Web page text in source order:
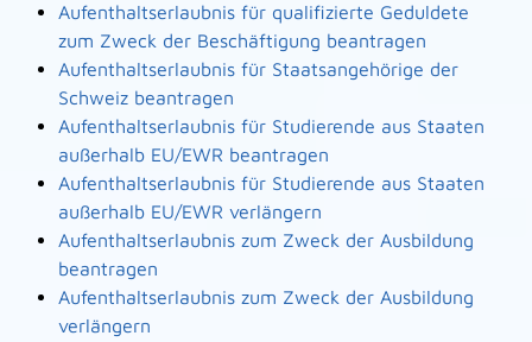
Aufenthaltserlaubnis für qualifizierte Geduldete
zum Zweck der Beschäftigung beantragen
Aufenthaltserlaubnis für Staatsangehörige der
Schweiz beantragen
Aufenthaltserlaubnis für Studierende aus Staaten
außerhalb EU/EWR beantragen
Aufenthaltserlaubnis für Studierende aus Staaten
außerhalb EU/EWR verlängern
Aufenthaltserlaubnis zum Zweck der Ausbildung
beantragen
Aufenthaltserlaubnis zum Zweck der Ausbildung
verlängern